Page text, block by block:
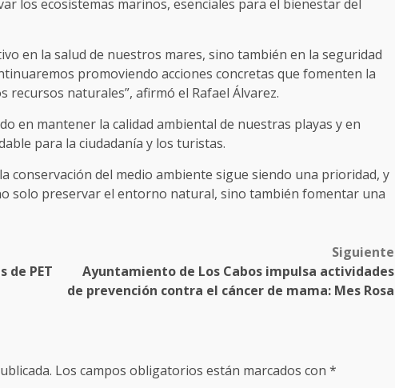
los ecosistemas marinos, esenciales para el bienestar del
en la salud de nuestros mares, sino también en la seguridad
promoviendo acciones concretas que fomenten la
naturales”, afirmó el Rafael Álvarez.
en mantener la calidad ambiental de nuestras playas y en
para la ciudadanía y los turistas.
conservación del medio ambiente sigue siendo una prioridad, y
solo preservar el entorno natural, sino también fomentar una
de PET
Siguiente
Ayuntamiento de Los Cabos impulsa actividades
de prevención contra el cáncer de mama: Mes Rosa
Los campos obligatorios están marcados con *